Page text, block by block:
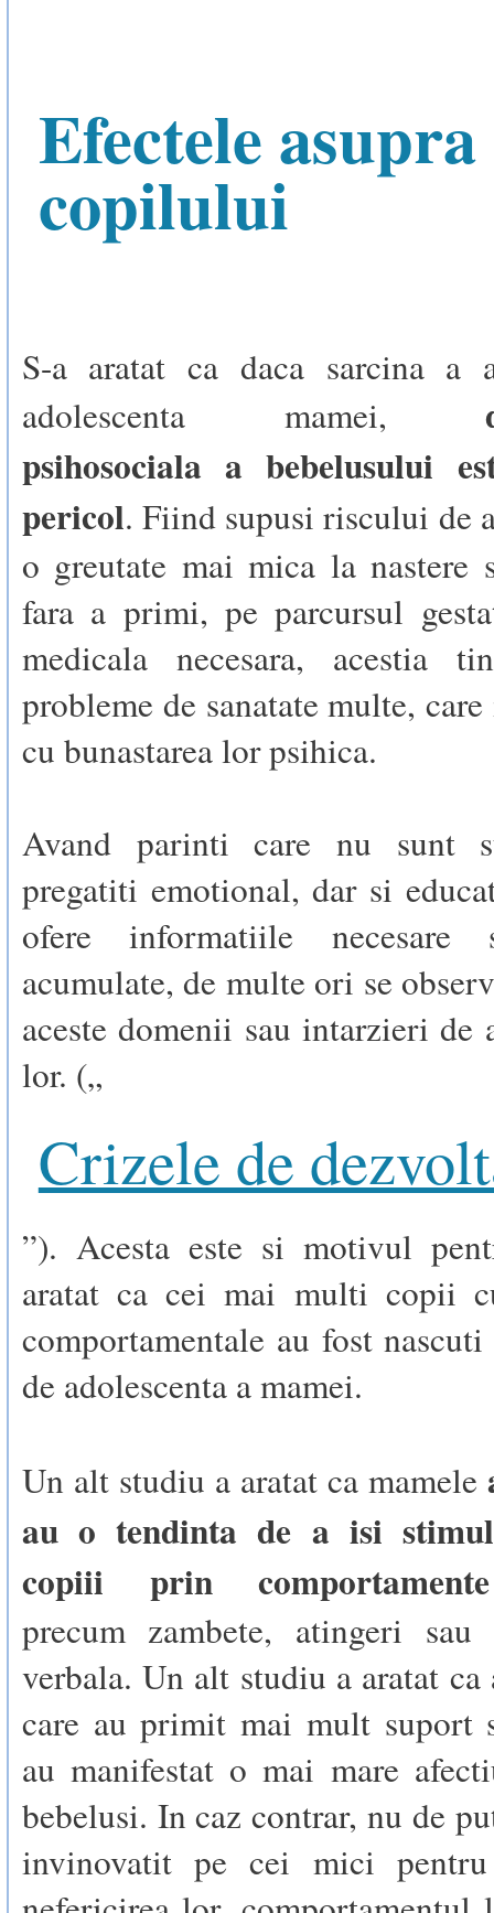
Efectele asupra
copilului
S-a aratat ca daca sarcina a
adolescenta mamei,
psihosociala a bebelusului
pericol. Fiind supusi riscului de
o greutate mai mica la nastere
fara a primi, pe parcursul
medicala necesara, acestia
probleme de sanatate multe,
cu bunastarea lor psihica.
Avand parinti care nu sunt
pregatiti emotional, dar si
ofere informatiile
acumulate, de multe ori se
aceste domenii sau intarzieri de
lor. („
Crizele de
”). Acesta este si motivul
aratat ca cei mai multi copii
comportamentale au fost
de adolescenta a mamei.
Un alt studiu a aratat ca mamele
au o tendinta de a isi
copiii prin
precum zambete, atingeri sau
verbala. Un alt studiu a aratat ca
care au primit mai mult suport
au manifestat o mai mare
bebelusi. In caz contrar, nu de
invinovatit pe cei mici